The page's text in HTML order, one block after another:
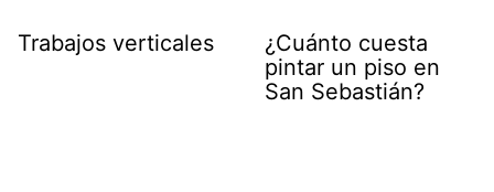
Trabajos verticales
¿Cuánto cuesta
pintar un piso en
San Sebastián?